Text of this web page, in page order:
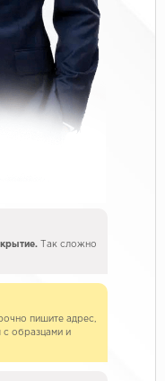
Так сложно
пишите адрес,
образцами и